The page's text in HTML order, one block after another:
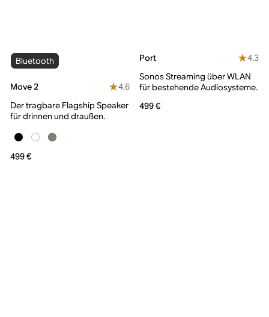
Bluetooth
Move 2
4.6
Der tragbare Flagship Speaker
für drinnen und draußen.
499 €
Port
4.3
Sonos Streaming über WLAN
für bestehende Audiosysteme.
499 €